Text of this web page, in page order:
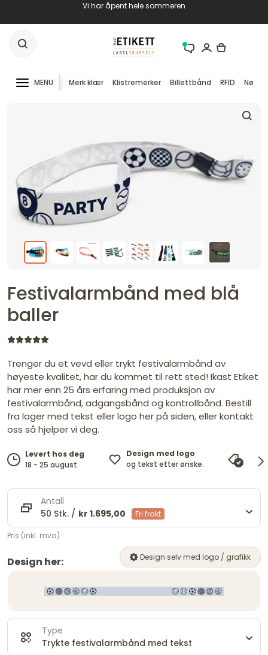
Vi har åpent hele sommeren
MENU Merk klær Klistremerker Billettbånd RFID
Festivalarmbånd med blå
baller
Trenger du et vevd eller trykt festivalarmbånd av
høyeste kvalitet, har du kommet til rett sted! Ikast Etiket
har mer enn 25 års erfaring med produksjon av
festivalarmbånd, adgangsbånd og kontrollbånd. Bestill
fra lager med tekst eller logo her på siden, eller kontakt
oss så hjelper vi deg.
Levert hos deg
18 - 25 august
Design med logo
og tekst etter ønske.
vi
Antall
50 Stk. / kr 1.695,00 Fri frakt
Pris (inkl. mva)
Design her: Design selv med logo / grafikk
Type
Trykte festivalarmbånd med tekst